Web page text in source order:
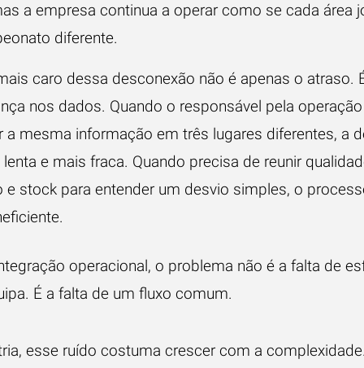
a empresa continua a operar como se cada área
diferente.
caro dessa desconexão não é apenas o atraso.
nos dados. Quando o responsável pela
a mesma informação em três lugares diferentes, a
e mais fraca. Quando precisa de reunir
e stock para entender um desvio simples, o
operacional, o problema não é a falta de
É a falta de um fluxo comum.
esse ruído costuma crescer com a